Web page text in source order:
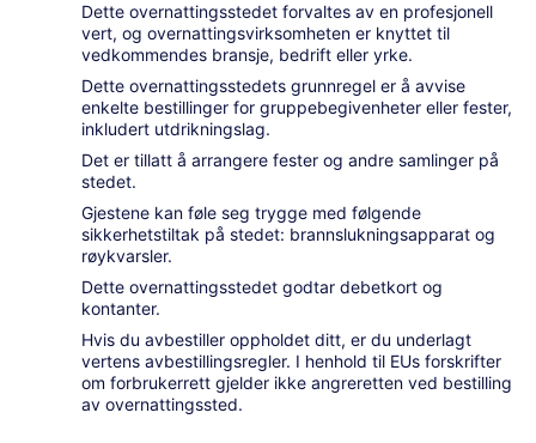
Dette overnattingsstedet forvaltes av en profesjonell
vert, og overnattingsvirksomheten er knyttet til
vedkommendes bransje, bedrift eller yrke.
Dette overnattingsstedets grunnregel er å avvise
enkelte bestillinger for gruppebegivenheter eller fester,
inkludert utdrikningslag.
Det er tillatt å arrangere fester og andre samlinger på
stedet.
Gjestene kan føle seg trygge med følgende
sikkerhetstiltak på stedet: brannslukningsapparat og
røykvarsler.
Dette overnattingsstedet godtar debetkort og
kontanter.
Hvis du avbestiller oppholdet ditt, er du underlagt
vertens avbestillingsregler. I henhold til EUs forskrifter
om forbrukerrett gjelder ikke angreretten ved bestilling
av overnattingssted.